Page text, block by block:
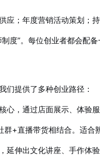
应；年度营销活动策划；
度”。每位创业者都会配
们提供了多种创业路径：
心，通过店面展示、体验
群+直播带货相结合。适
延伸出文化讲座、手作体